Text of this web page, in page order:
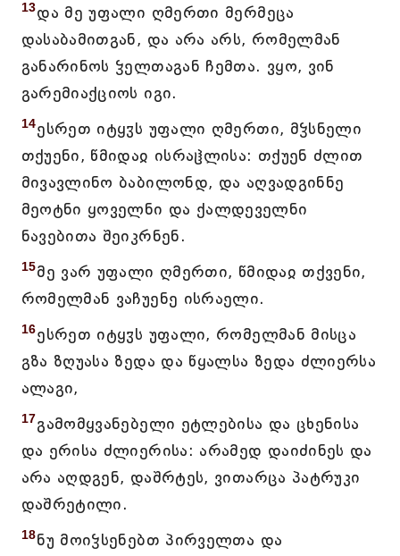
13და მე უფალი ღმერთი მერმეცა
დასაბამითგან, და არა არს, რომელმან
განარინოს ჴელთაგან ჩემთა. ვყო, ვინ
გარემიაქციოს იგი.
14ესრეთ იტყჳს უფალი ღმერთი, მჴსნელი
თქუენი, წმიდაჲ ისრაჱლისა: თქუენ ძლით
მივავლინო ბაბილონდ, და აღვადგინნე
მეოტნი ყოველნი და ქალდეველნი
ნავებითა შეიკრნენ.
15მე ვარ უფალი ღმერთი, წმიდაჲ თქვენი,
რომელმან ვაჩუენე ისრაელი.
16ესრეთ იტყჳს უფალი, რომელმან მისცა
გზა ზღუასა ზედა და წყალსა ზედა ძლიერსა
ალაგი,
17გამომყვანებელი ეტლებისა და ცხენისა
და ერისა ძლიერისა: არამედ დაიძინეს და
არა აღდგენ, დაშრტეს, ვითარცა პატრუკი
დაშრეტილი.
18ნუ მოიჴსენებთ პირველთა და